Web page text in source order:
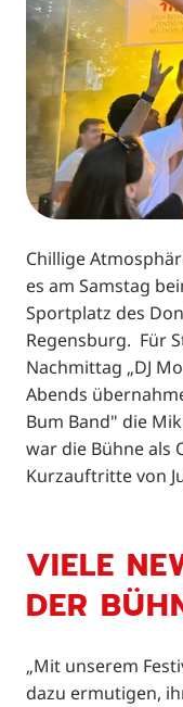
Chillige
es am Samstag
Sportplatz des
Regensburg. Für
Nachmittag „DJ
Abends
Bum Band" die
war die Bühne als
Kurzauftritte von
VIELE
DER
„Mit unserem
dazu ermutigen,